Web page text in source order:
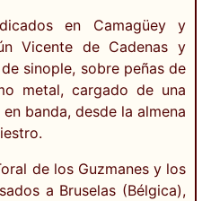
en Camagüey y
Vicente de Cadenas y
sinople, sobre peñas de
metal, cargado de una
banda, desde la almena
de los Guzmanes y los
a Bruselas (Bélgica),